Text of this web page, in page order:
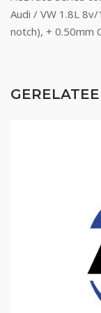
Audi / VW 1.8L
notch), + 0.50mm